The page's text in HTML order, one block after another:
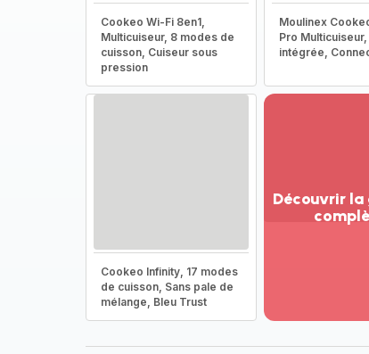
Cookeo Wi-Fi 8en1,
Multicuiseur, 8 modes de
cuisson, Cuiseur sous
pression
Moulinex
Pro Multicuiseur,
intégrée,
Cookeo Infinity, 17 modes
de cuisson, Sans pale de
mélange, Bleu Trust
Découvrir la
gamme